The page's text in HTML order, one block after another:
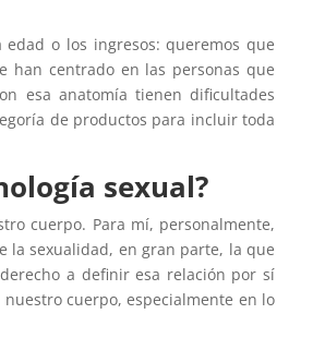
o los ingresos: queremos que
han centrado en las personas que
esa anatomía tienen dificultades
de productos para incluir toda
sexual?
cuerpo. Para mí, personalmente,
la sexualidad, en gran parte, la que
a definir esa relación por sí
cuerpo, especialmente en lo